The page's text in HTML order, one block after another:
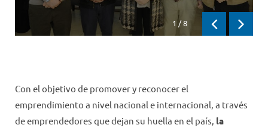
1 /8
PreviousNext
Con el objetivo de promover y reconocer el
emprendimiento a nivel nacional e internacional, a través
de emprendedores que dejan su huella en el país, la